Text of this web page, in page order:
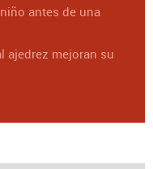
antes de una
ajedrez mejoran su